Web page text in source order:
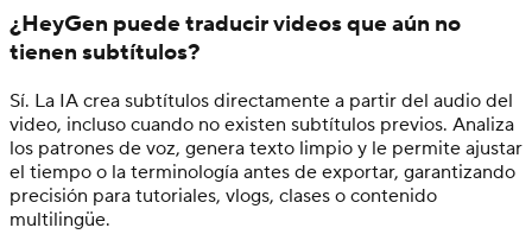
¿HeyGen puede traducir videos que aún no
tienen subtítulos?
Sí. La IA crea subtítulos directamente a partir del audio del
video, incluso cuando no existen subtítulos previos. Analiza
los patrones de voz, genera texto limpio y le permite ajustar
el tiempo o la terminología antes de exportar, garantizando
precisión para tutoriales, vlogs, clases o contenido
multilingüe.